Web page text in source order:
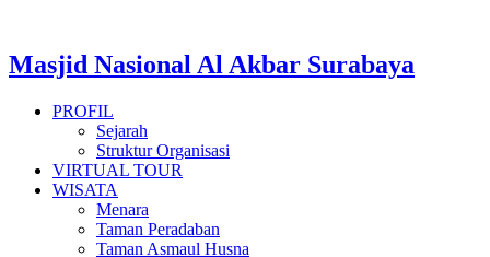
Masjid Nasional Al Akbar Surabaya
PROFIL
Sejarah
Struktur Organisasi
VIRTUAL TOUR
WISATA
Menara
Taman Peradaban
Taman Asmaul Husna